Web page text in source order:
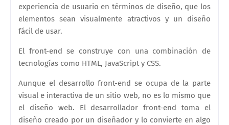
experiencia de usuario en términos de diseño, que los
elementos sean visualmente atractivos y un diseño
fácil de usar.
El front-end se construye con una combinación de
tecnologías como HTML, JavaScript y CSS.
Aunque el desarrollo front-end se ocupa de la parte
visual e interactiva de un sitio web, no es lo mismo que
el diseño web. El desarrollador front-end toma el
diseño creado por un diseñador y lo convierte en algo